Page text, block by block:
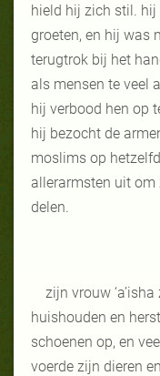
hield hij zich stil. hij
groeten, en hij was
terugtrok bij het
als mensen te veel
hij verbood hen op
hij bezocht de
moslims op
allerarmsten uit
delen.
zijn vrouw
huishouden en
schoenen op, en
voerde zijn dieren